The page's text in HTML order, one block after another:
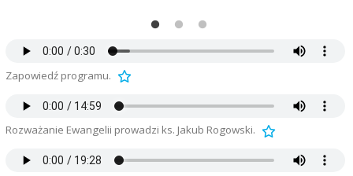
Zapowiedź programu.
Rozważanie Ewangelii prowadzi ks. Jakub Rogowski.